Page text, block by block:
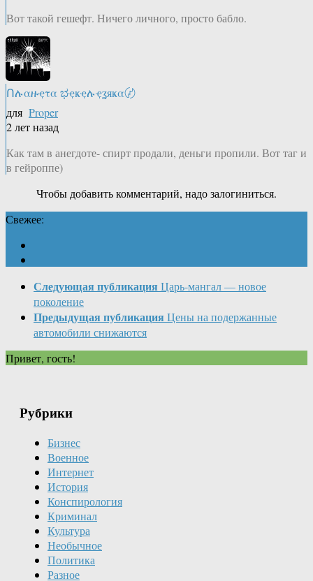
Вот такой гешефт. Ничего личного, просто бабло.
Ոሉαዙҿτα ಭҿҝҿሉҿʓяҝα〄
для Proper
2 лет назад
Как там в анегдоте- спирт продали, деньги пропили. Вот таг и
в гейроппе)
Чтобы добавить комментарий, надо залогиниться.
Свежее:
Следующая публикация Царь-мангал — новое
поколение
Предыдущая публикация Цены на подержанные
автомобили снижаются
Привет, гость!
Рубрики
Бизнес
Военное
Интернет
История
Конспирология
Криминал
Культура
Необычное
Политика
Разное